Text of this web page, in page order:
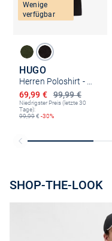
Wenige
verfügbar
HUGO
Herren Poloshirt - Deabono_D
99,99 €
Ermäßigter Preis
69,99 €
Niedrigster Preis (letzte 30
Tage):
99,99€ -30%
SHOP-THE-LOOK